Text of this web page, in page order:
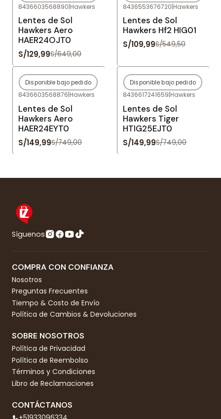
Agotado
8436603568890|Hawkers
Lentes de Sol
Hawkers Aero
HAER24OJT0
S/129,99S/649,00
Agotado
8436553676720|Hawkers
Lentes de Sol
Hawkers Hf2 HIG01
S/109,99S/549,50
-80%OFF
Agotado
Disponible bajo pedido
8436603568876|Hawkers
Lentes de Sol
Hawkers Aero
HAER24EYT0
S/149,99S/749,00
-80%OFF
Agotado
Disponible bajo pedido
8436617241659|Hawkers
Lentes de Sol
Hawkers Tiger
HTIG25EJT0
S/149,99S/749,00
Síguenos
COMPRA CON CONFIANZA
Nosotros
Preguntas Frecuentes
Tiempo & Costo de Envío
Política de Cambios & Devoluciones
SOBRE NOSOTROS
Política de Privacidad
Política de Reembolso
Términos y Condiciones
Libro de Reclamaciones
CONTÁCTANOS